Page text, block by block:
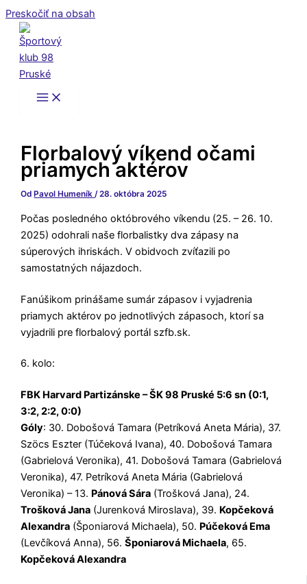
Preskočiť na obsah
Florbalový víkend očami
priamych aktérov
Od Pavol Humeník/28. októbra 2025
Počas posledného októbrového víkendu (25. – 26. 10.
2025) odohrali naše florbalistky dva zápasy na
súperových ihriskách. V obidvoch zvíťazili po
samostatných nájazdoch.
Fanúšikom prinášame sumár zápasov i vyjadrenia
priamych aktérov po jednotlivých zápasoch, ktorí sa
vyjadrili pre florbalový portál szfb.sk.
6. kolo:
FBK Harvard Partizánske – ŠK 98 Pruské 5:6 sn (0:1,
3:2, 2:2, 0:0)
Góly: 30. Dobošová Tamara (Petríková Aneta Mária), 37.
Szöcs Eszter (Túčeková Ivana), 40. Dobošová Tamara
(Gabrielová Veronika), 41. Dobošová Tamara (Gabrielová
Veronika), 47. Petríková Aneta Mária (Gabrielová
Veronika) – 13. Pánová Sára (Trošková Jana), 24.
Trošková Jana (Jurenková Miroslava), 39. Kopčeková
Alexandra (Šponiarová Michaela), 50. Púčeková Ema
(Levčíková Anna), 56.Šponiarová Michaela, 65.
Kopčeková Alexandra